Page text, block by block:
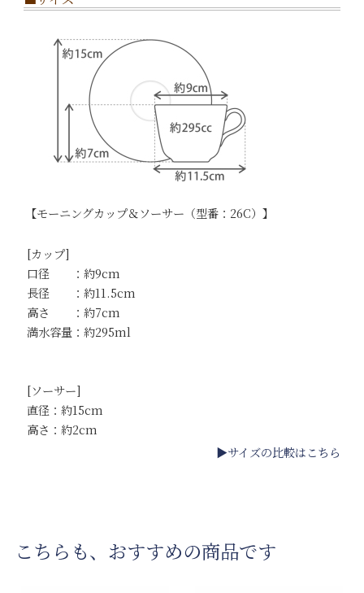
【モーニングカップ＆ソーサー（型番：26C）】
[カップ]
口径 ：約9cm
長径 ：約11.5cm
高さ ：約7cm
満水容量：約295ml
[ソーサー]
直径：約15cm
高さ：約2cm
▶サイズの比較はこちら
こちらも、おすすめの商品です